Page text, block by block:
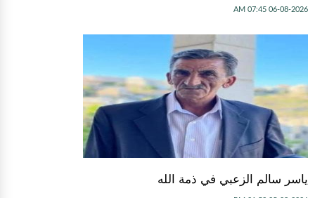
06-08-2026 07:45 AM
ياسر سالم الزعبي في ذمة الله